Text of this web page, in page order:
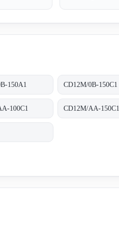
150A1 CD12M/0B-150C1
100C1 CD12M/AA-150C1